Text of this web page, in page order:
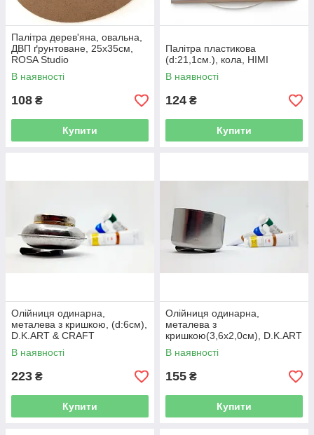
Палітра дерев'яна, овальна,
ДВП ґрунтоване, 25х35см,
ROSA Studio
В наявності
108 ₴
Купити
Палітра пластикова
(d:21,1см.), кола, HIMI
В наявності
124 ₴
Купити
Олійниця одинарна,
металева з кришкою, (d:6cм),
D.K.ART & CRAFT
В наявності
223 ₴
Купити
Олійниця одинарна,
металева з
кришкою(3,6х2,0см), D.K.ART
& CRAFT
В наявності
155 ₴
Купити